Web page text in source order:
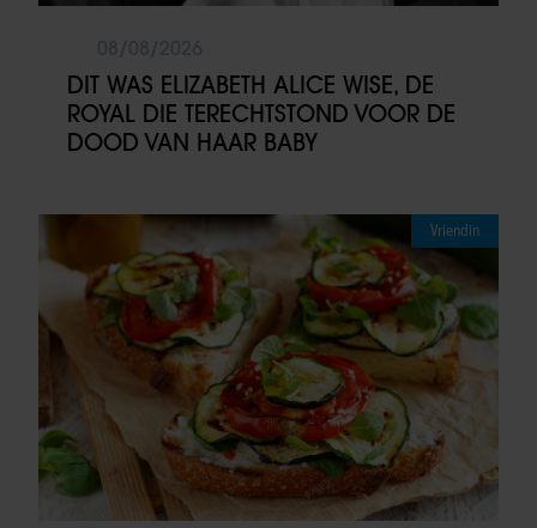
DIT WAS ELIZABETH ALICE WISE, DE
ROYAL DIE TERECHTSTOND VOOR DE
DOOD VAN HAAR BABY
Vriendin